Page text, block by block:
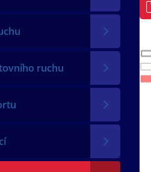
ruchu